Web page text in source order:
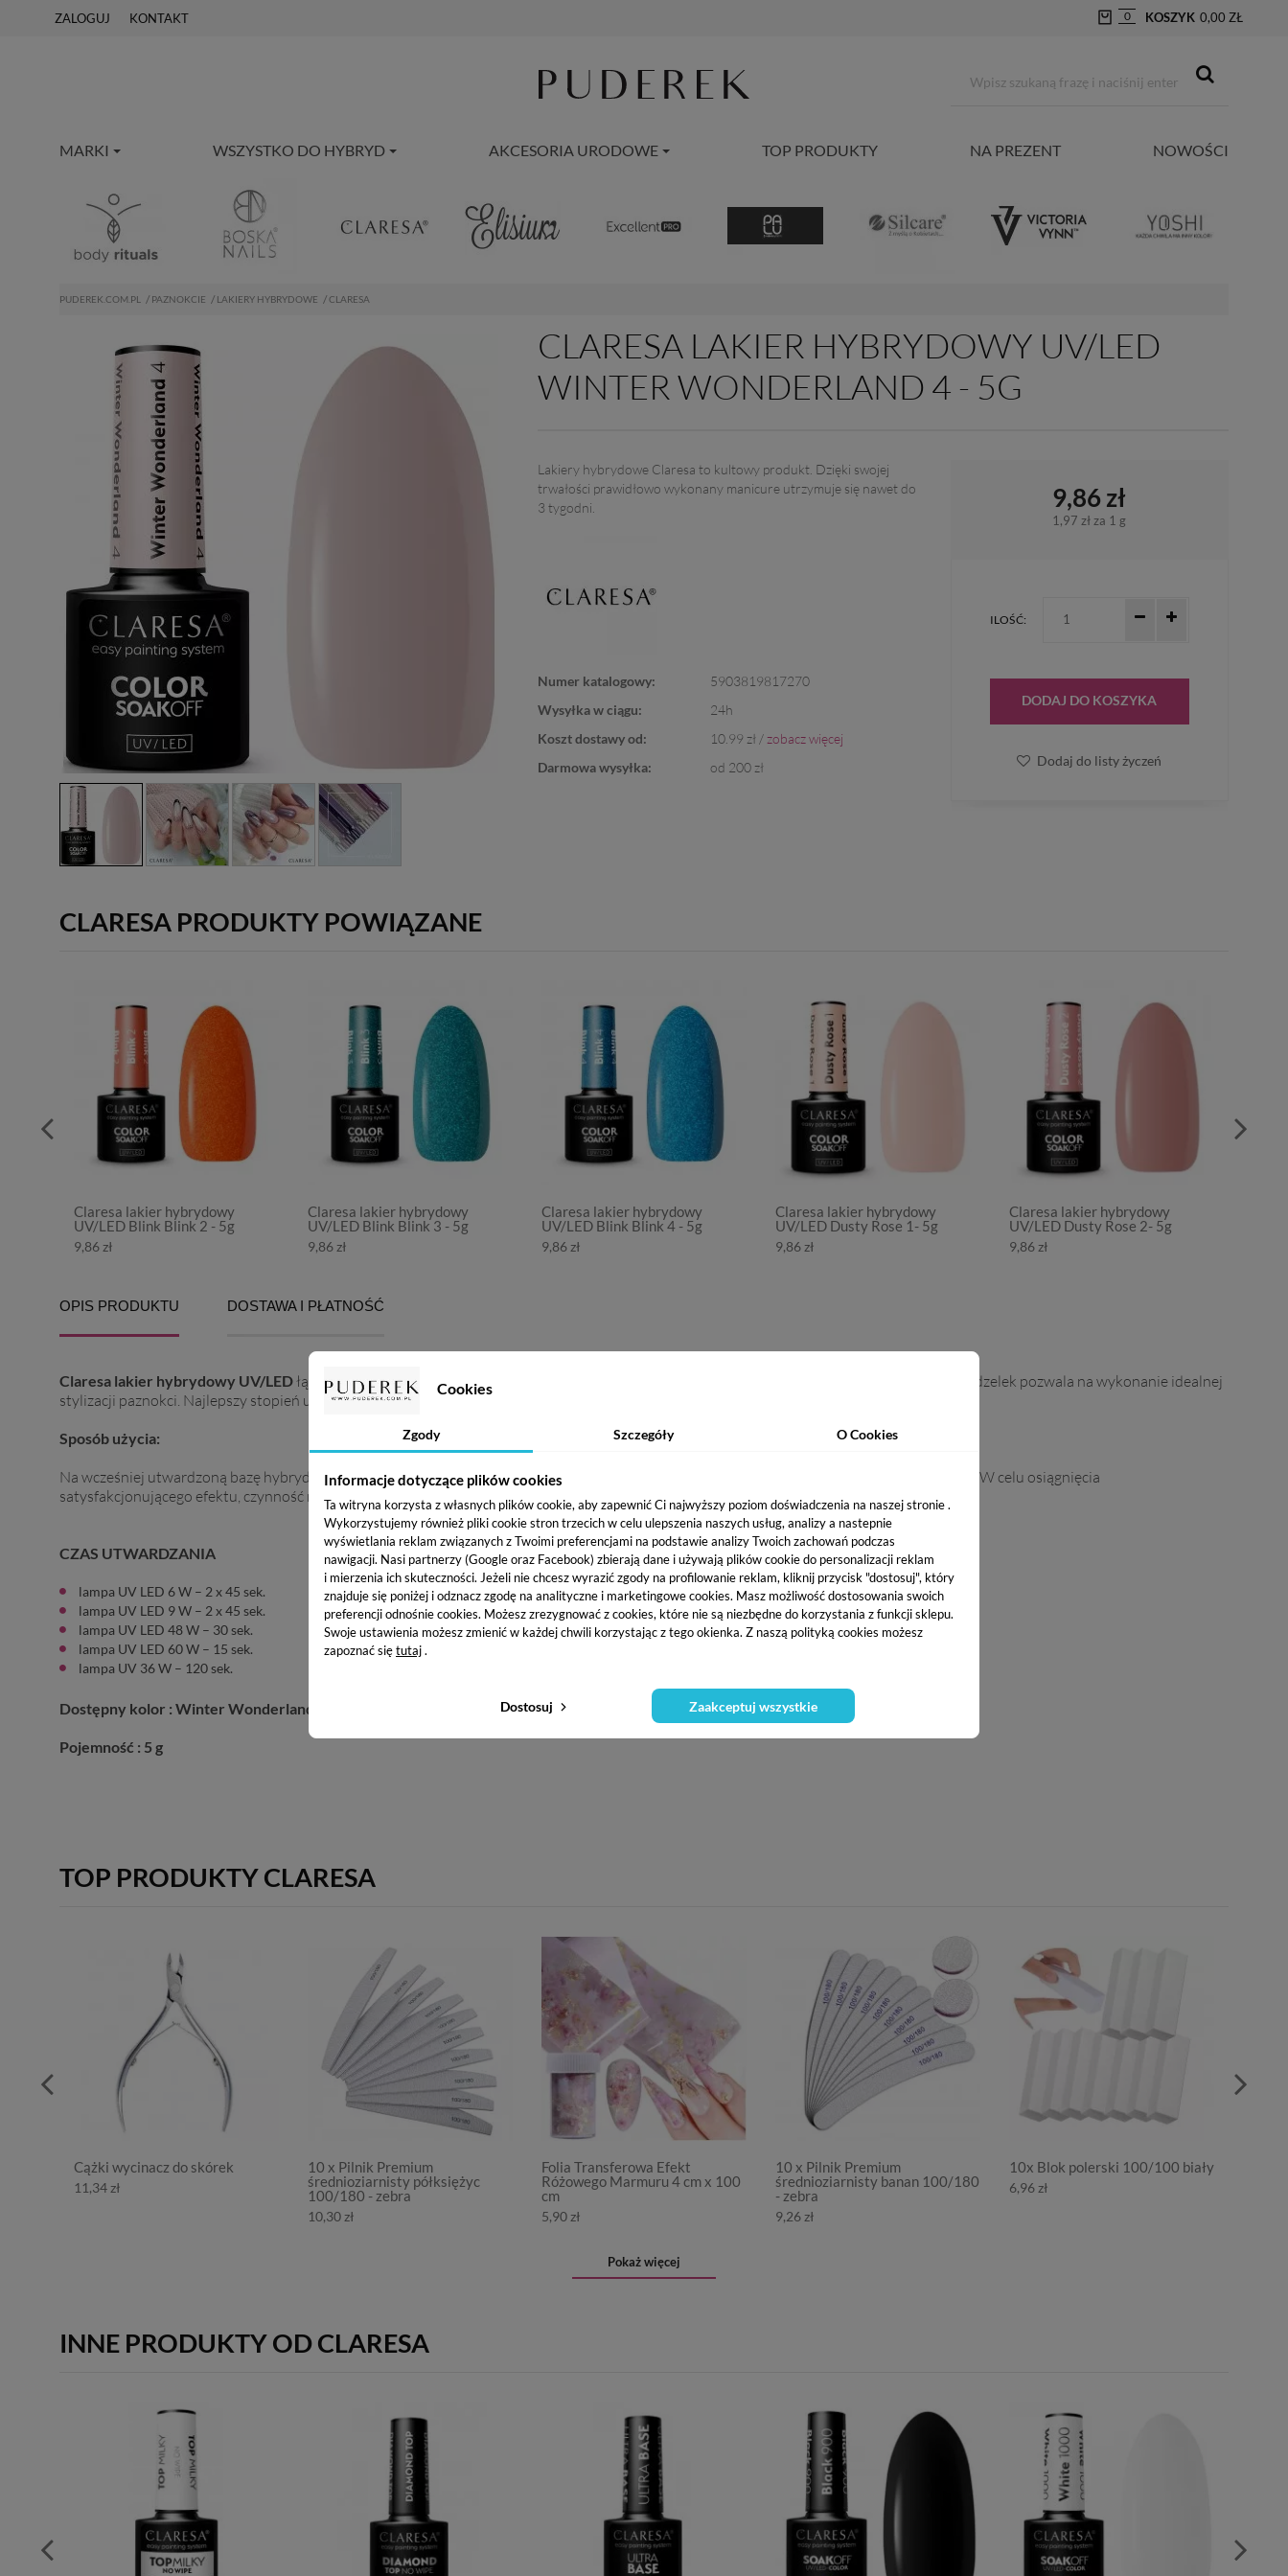
Cookies
Zgody Szczegóły O Cookies
Informacje dotyczące plików cookies
Ta witryna korzysta z własnych plików cookie, aby zapewnić Ci najwyższy poziom doświadczenia na naszej stronie .
Wykorzystujemy również pliki cookie stron trzecich w celu ulepszenia naszych usług, analizy a nastepnie
wyświetlania reklam związanych z Twoimi preferencjami na podstawie analizy Twoich zachowań podczas
nawigacji. Nasi partnerzy (Google oraz Facebook) zbierają dane i używają plików cookie do personalizacji reklam
i mierzenia ich skuteczności. Jeżeli nie chcesz wyrazić zgody na profilowanie reklam, kliknij przycisk "dostosuj", który
znajduje się poniżej i odznacz zgodę na analityczne i marketingowe cookies. Masz możliwość dostosowania swoich
preferencji odnośnie cookies. Możesz zrezygnować z cookies, które nie są niezbędne do korzystania z funkcji sklepu.
Swoje ustawienia możesz zmienić w każdej chwili korzystając z tego okienka. Z naszą polityką cookies możesz
zapoznać siętutaj.
Dostosuj Zaakceptuj wszystkie
ZALOGUJ KONTAKT 0 KOSZYK 0,00 ZŁ
MARKI WSZYSTKO DO HYBRYD AKCESORIA URODOWE TOP PRODUKTY NA PREZENT NOWOŚCI
PUDEREK.COM.PL PAZNOKCIE LAKIERY HYBRYDOWE CLARESA
CLARESA LAKIER HYBRYDOWY UV/LED
WINTER WONDERLAND 4 - 5G
Lakiery hybrydowe Claresa to kultowy produkt. Dzięki swojej
trwałości prawidłowo wykonany manicure utrzymuje się nawet do
3 tygodni.
Numer katalogowy:
5903819817270
Wysyłka w ciągu:
24h
Koszt dostawy od:
10.99 zł /zobacz więcej
Darmowa wysyłka:
od 200 zł
9,86 zł
1,97 zł za 1 g
ILOŚĆ:
DODAJ DO KOSZYKA
Dodaj do listy życzeń
CLARESA PRODUKTY POWIĄZANE
Claresa lakier hybrydowy
UV/LED Blink Blink 2 - 5g
9,86 zł
Claresa lakier hybrydowy
UV/LED Blink Blink 3 - 5g
9,86 zł
Claresa lakier hybrydowy
UV/LED Blink Blink 4 - 5g
9,86 zł
Claresa lakier hybrydowy
UV/LED Dusty Rose 1- 5g
9,86 zł
Claresa lakier hybrydowy
UV/LED Dusty Rose 2- 5g
9,86 zł
OPIS PRODUKTU DOSTAWA I PŁATNOŚĆ
Claresa lakier hybrydowy UV/LEDłączy wyjątkową trwałość i intensywną pigmentację .Lekka konsystencja oraz idealnie wyprofilowany pędzelek pozwala na wykonanie idealnej
stylizacji paznokci. Najlepszy stopień utwardzenia uzyskasz w lampie LED lub UV-LED.
Sposób użycia:
Na wcześniej utwardzoną bazę hybrydową od Claresa, nałóż cienką warstwę kolorowego lakieru hybrydowego i utwardź go w lamie UV/LED. W celu osiągnięcia
satysfakcjonującego efektu, czynność możesz powtórzyć. Stylizację zabezpiecz aplikując i utwardzając TOP od Claresa.
CZAS UTWARDZANIA
lampa UV LED 6 W – 2 x 45 sek.
lampa UV LED 9 W – 2 x 45 sek.
lampa UV LED 48 W – 30 sek.
lampa UV LED 60 W – 15 sek.
lampa UV 36 W – 120 sek.
Dostępny kolor : Winter Wonderland 4
Pojemność : 5 g
TOP PRODUKTY CLARESA
Cążki wycinacz do skórek
11,34 zł
10 x Pilnik Premium
średnioziarnisty półksiężyc
100/180 - zebra
10,30 zł
Folia Transferowa Efekt
Różowego Marmuru 4 cm x 100
cm
5,90 zł
10 x Pilnik Premium
średnioziarnisty banan 100/180
- zebra
9,26 zł
10x Blok polerski 100/100 biały
6,96 zł
Pokaż więcej
INNE PRODUKTY OD CLARESA